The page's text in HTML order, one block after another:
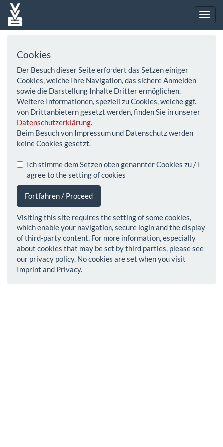
Cookies
Der Besuch dieser Seite erfordert das Setzen einiger
Cookies, welche Ihre Navigation, das sichere Anmelden
sowie die Darstellung Inhalte Dritter ermöglichen.
Weitere Informationen, speziell zu Cookies, welche ggf.
von Drittanbietern gesetzt werden, finden Sie in unserer
Datenschutzerklärung.
Beim Besuch von Impressum und Datenschutz werden
keine Cookies gesetzt.
Ich stimme dem Setzen oben genannter Cookies zu / I
agree to the setting of cookies
Fortfahren / Proceed
Visiting this site requires the setting of some cookies,
which enable your navigation, secure login and the display
of third-party content. For more information, especially
about cookies that may be set by third parties, please see
our privacy policy. No cookies are set when you visit
Imprint and Privacy.